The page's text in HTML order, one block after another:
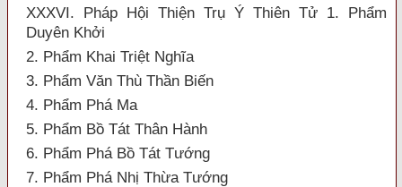
XXXVI. Pháp Hội Thiện Trụ Ý Thiên Tử 1. Phẩm
Duyên Khởi
2. Phẩm Khai Triệt Nghĩa
3. Phẩm Văn Thù Thần Biến
4. Phẩm Phá Ma
5. Phẩm Bồ Tát Thân Hành
6. Phẩm Phá Bồ Tát Tướng
7. Phẩm Phá Nhị Thừa Tướng